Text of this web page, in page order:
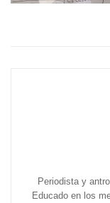
Periodista y
Educado en los